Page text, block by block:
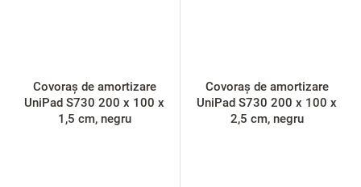
Covoraș de amortizare
UniPad S730 200 x 100 x
1,5 cm, negru
Covoraș de amortizare
UniPad S730 200 x 100 x
2,5 cm, negru